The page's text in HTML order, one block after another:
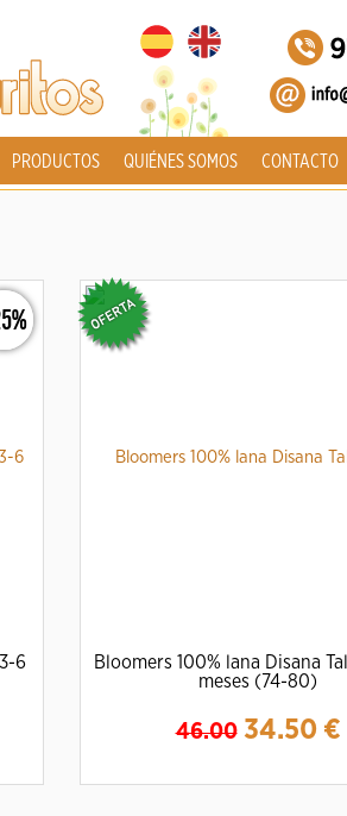
PRODUCTOS QUIÉNES SOMOS CONTACTO
6
Bloomers 100% lana Disana
meses (74-80)
46.00 34.50€